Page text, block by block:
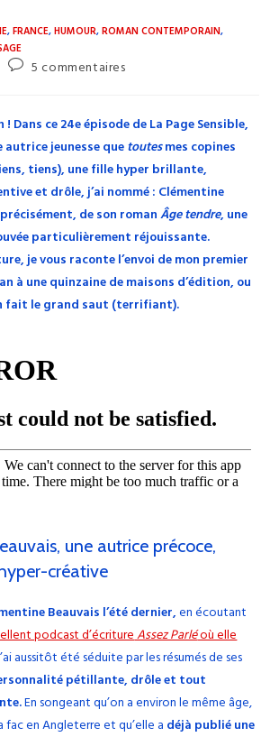
, FRANCE, HUMOUR, ROMAN CONTEMPORAIN,
Commentaires
publication :
5 commentaires
Dans ce 24e épisode de La Page Sensible,
autrice jeunesse que toutesmes copines
tiens), une fille hyper brillante,
et drôle, j’ai nommé : Clémentine
de son romanÂge tendre, une
particulièrement réjouissante.
je vous raconte l’envoi de mon premier
à une quinzaine de maisons d’édition, ou
fait le grand saut (terrifiant).
une autrice précoce,
créative
Beauvais l’été dernier,en écoutant
podcast d’écritureAssez Parléoù elle
aussitôt été séduite par les résumés de ses
pétillante, drôle et tout
En songeant qu’on a environ le même âge,
fac en Angleterre et qu’elle a déjà publié une